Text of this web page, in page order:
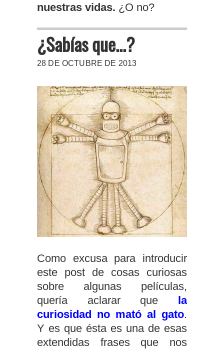
nuestras vidas. ¿O no?
¿Sabías que...?
28 DE OCTUBRE DE 2013
Como excusa para introducir
este post de cosas curiosas
sobre algunas películas,
quería aclarar que la
curiosidad no mató al gato.
Y es que ésta es una de esas
extendidas frases que nos